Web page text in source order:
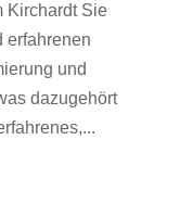
Kirchardt Sie
erfahrenen
und
dazugehört